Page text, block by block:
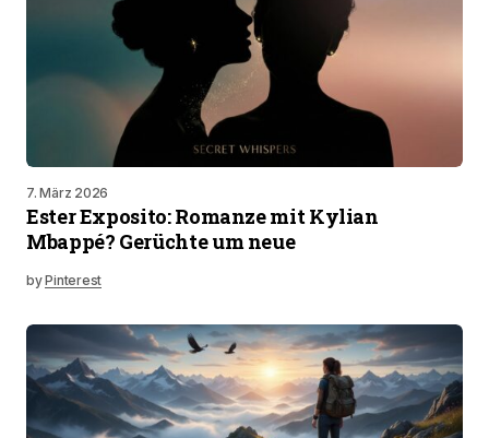
7. März 2026
Ester Exposito: Romanze mit Kylian
Mbappé? Gerüchte um neue
byPinterest